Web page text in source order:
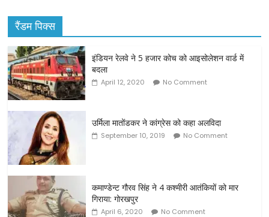
रैंडम पिक्स
इंडियन रेलवे ने 5 हजार कोच को आइसोलेशन वार्ड में
बदला
April 12, 2020 No Comment
उर्मिला मातोंडकर ने कांग्रेस को कहा अलविदा
September 10, 2019 No Comment
कमाण्डेन्ट गौरव सिंह ने 4 कश्मीरी आतंकियों को मार
गिराया: गोरखपुर
April 6, 2020 No Comment